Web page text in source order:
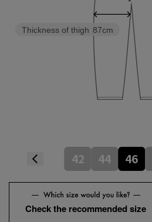
Thickness of thigh 87cm
42 44 46
Check the recommended size